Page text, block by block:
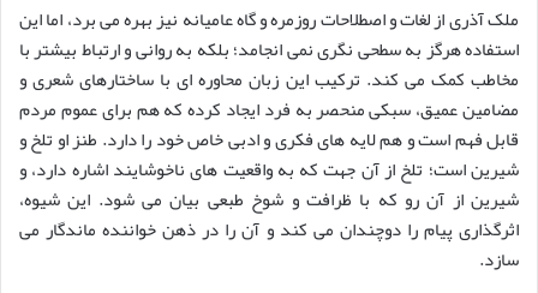
ملک آذری از لغات و اصطلاحات روزمره و گاه عامیانه نیز بهره می برد، اما این
استفاده هرگز به سطحی نگری نمی انجامد؛ بلکه به روانی و ارتباط بیشتر با
مخاطب کمک می کند. ترکیب این زبان محاوره ای با ساختارهای شعری و
مضامین عمیق، سبکی منحصر به فرد ایجاد کرده که هم برای عموم مردم
قابل فهم است و هم لایه های فکری و ادبی خاص خود را دارد. طنز او تلخ و
شیرین است؛ تلخ از آن جهت که به واقعیت های ناخوشایند اشاره دارد، و
شیرین از آن رو که با ظرافت و شوخ طبعی بیان می شود. این شیوه،
اثرگذاری پیام را دوچندان می کند و آن را در ذهن خواننده ماندگار می
سازد.